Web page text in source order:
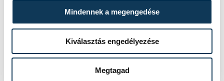
Mindennek a megengedése
Kiválasztás engedélyezése
Megtagad